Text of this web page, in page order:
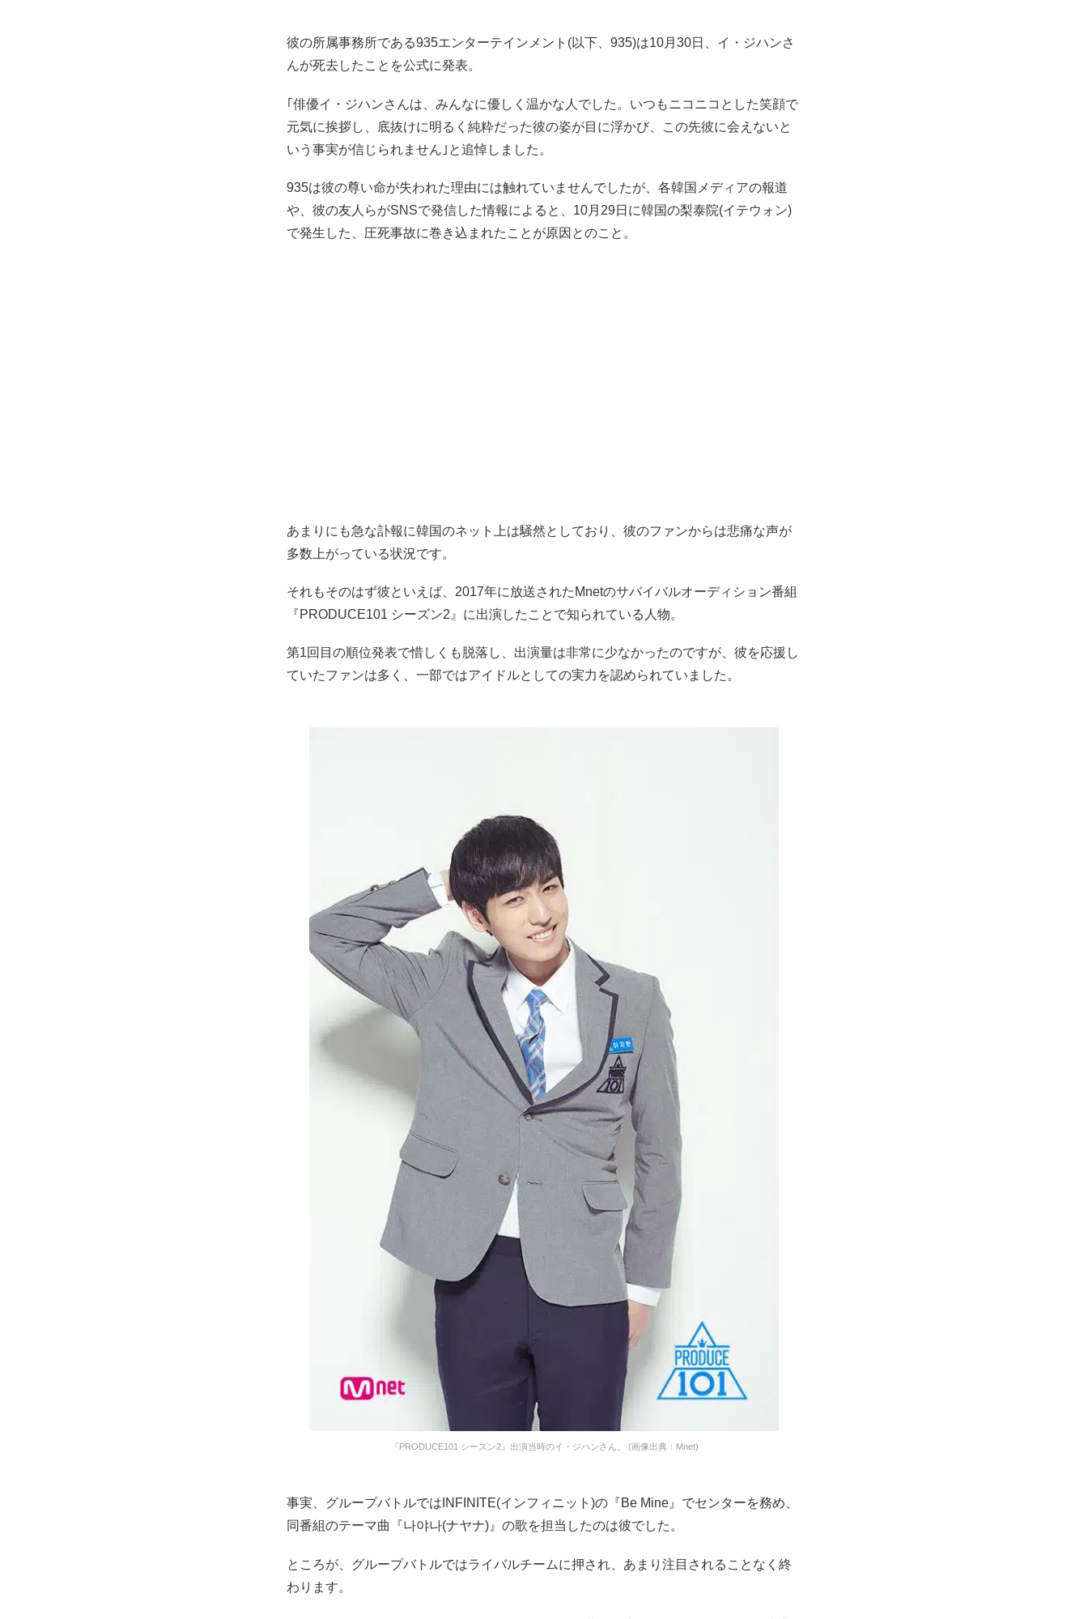
彼の所属事務所である935エンターテインメント(以下、935)は10月30日、イ・ジハンさ
んが死去したことを公式に発表。
｢俳優イ・ジハンさんは、みんなに優しく温かな人でした。いつもニコニコとした笑顔で
元気に挨拶し、底抜けに明るく純粋だった彼の姿が目に浮かび、この先彼に会えないと
いう事実が信じられません｣と追悼しました。
935は彼の尊い命が失われた理由には触れていませんでしたが、各韓国メディアの報道
や、彼の友人らがSNSで発信した情報によると、10月29日に韓国の梨泰院(イテウォン)
で発生した、圧死事故に巻き込まれたことが原因とのこと。
あまりにも急な訃報に韓国のネット上は騒然としており、彼のファンからは悲痛な声が
多数上がっている状況です。
それもそのはず彼といえば、2017年に放送されたMnetのサバイバルオーディション番組
『PRODUCE101 シーズン2』に出演したことで知られている人物。
第1回目の順位発表で惜しくも脱落し、出演量は非常に少なかったのですが、彼を応援し
ていたファンは多く、一部ではアイドルとしての実力を認められていました。
『PRODUCE101 シーズン2』出演当時のイ・ジハンさん。 (画像出典：Mnet)
事実、グループバトルではINFINITE(インフィニット)の『Be Mine』でセンターを務め、
同番組のテーマ曲『나야나(ナヤナ)』の歌を担当したのは彼でした。
ところが、グループバトルではライバルチームに押され、あまり注目されることなく終
わります。